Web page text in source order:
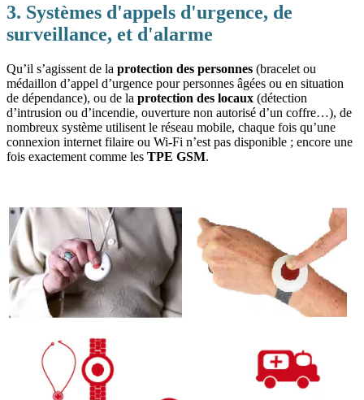
3. Systèmes d'appels d'urgence, de
surveillance, et d'alarme
Qu’il s’agissent de la protection des personnes (bracelet ou
médaillon d’appel d’urgence pour personnes âgées ou en situation
de dépendance), ou de la protection des locaux (détection
d’intrusion ou d’incendie, ouverture non autorisé d’un coffre…), de
nombreux système utilisent le réseau mobile, chaque fois qu’une
connexion internet filaire ou Wi-Fi n’est pas disponible ; encore une
fois exactement comme les TPE GSM.